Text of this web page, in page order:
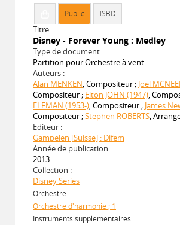
Public ISBD
Titre :
Disney - Forever Young : Medley
Type de document :
Partition pour Orchestre à vent
Auteurs :
Alan MENKEN, Compositeur ; Joel
Compositeur ; Elton JOHN (1947),
ELFMAN (1953-), Compositeur ; James
Compositeur ;Stephen ROBERTS,
Editeur :
Gampelen [Suisse] : Difem
Année de publication :
2013
Collection :
Disney Series
Orchestre :
Orchestre d'harmonie ; 1
Instruments supplémentaires :